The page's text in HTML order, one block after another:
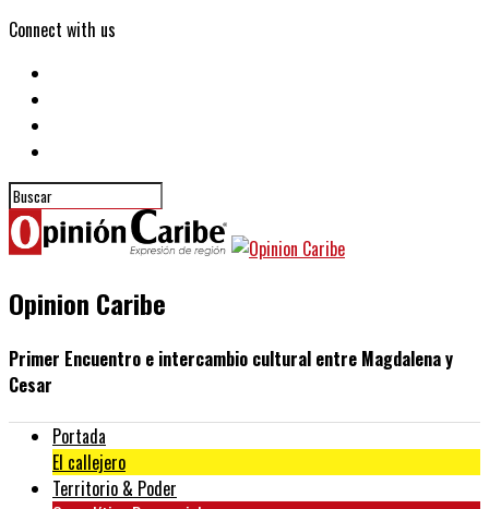
Connect with us
Opinion Caribe
Primer Encuentro e intercambio cultural entre Magdalena y
Cesar
Portada
El callejero
Territorio & Poder